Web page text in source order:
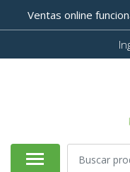
Ventas online